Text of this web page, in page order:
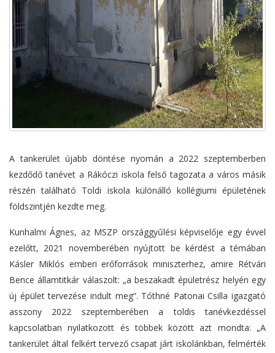
A tankerület újabb döntése nyomán a 2022 szeptemberben
kezdődő tanévet a Rákóczi iskola felső tagozata a város másik
részén található Toldi iskola különálló kollégiumi épületének
földszintjén kezdte meg.
Kunhalmi Ágnes, az MSZP országgyűlési képviselője egy évvel
ezelőtt, 2021 novemberében nyújtott be kérdést a témában
Kásler Miklós emberi erőforrások miniszterhez, amire Rétvári
Bence államtitkár válaszolt: „a beszakadt épületrész helyén egy
új épület tervezése indult meg”. Tóthné Patonai Csilla igazgató
asszony 2022 szeptemberében a toldis tanévkezdéssel
kapcsolatban nyilatkozott és többek között azt mondta: „A
tankerület által felkért tervező csapat járt iskolánkban, felmérték